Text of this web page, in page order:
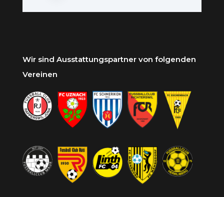
Wir sind Ausstattungspartner von folgenden
Vereinen